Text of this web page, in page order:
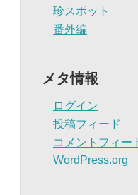
珍スポット
番外編
メタ情報
ログイン
投稿フィード
コメントフィー
WordPress.org